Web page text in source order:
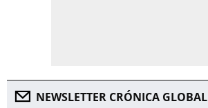
NEWSLETTER CRÓNICA GLOBAL